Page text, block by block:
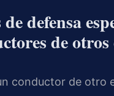
defensa
de otros
conductor de otro